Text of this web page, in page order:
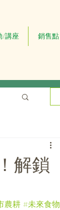
/講座 銷售點
解鎖
農耕 #未來食物